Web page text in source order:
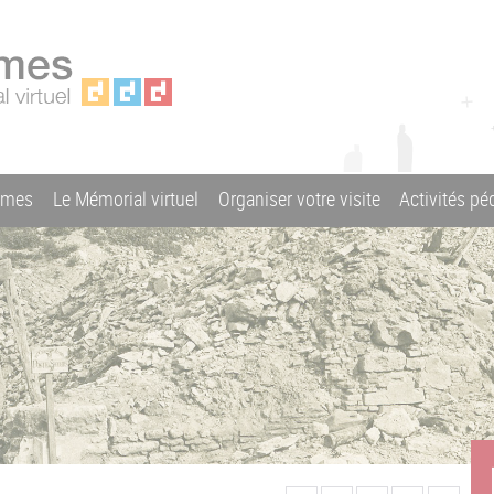
Le Mémorial virtuel Organiser votre visite Activités